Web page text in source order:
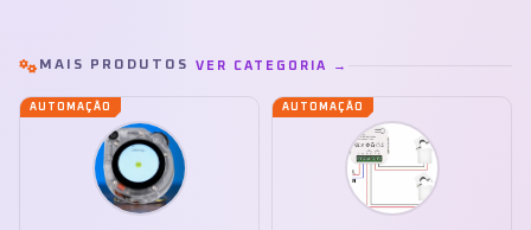
MAIS PRODUTOS VER CATEGORIA →
AUTOMAÇÃO AUTOMAÇÃO